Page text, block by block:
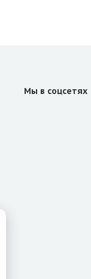
Мы в соцсетях